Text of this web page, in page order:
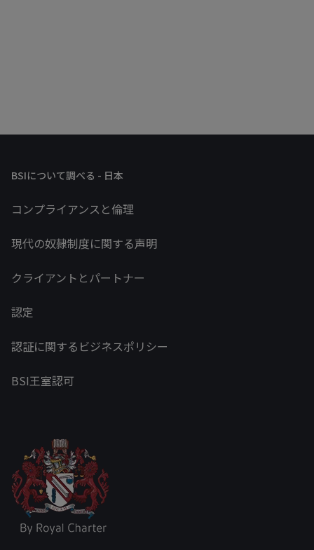
BSIについて調べる - 日本
コンプライアンスと倫理
現代の奴隷制度に関する声明
クライアントとパートナー
認定
認証に関するビジネスポリシー
BSI王室認可